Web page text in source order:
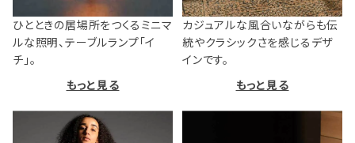
ひとときの居場所をつくるミニマ
ルな照明、テーブルランプ「イ
チ」。
もっと見る
カジュアルな風合いながらも伝
統やクラシックさを感じるデザ
インです。
もっと見る